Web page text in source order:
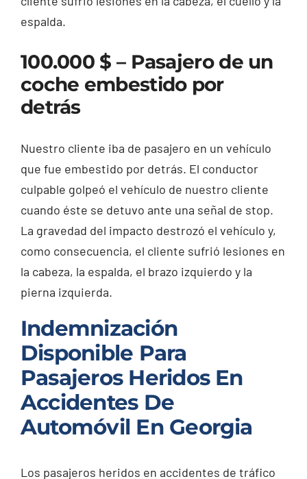
espalda.
100.000 $ – Pasajero de un
coche embestido por
detrás
Nuestro cliente iba de pasajero en un vehículo
que fue embestido por detrás. El conductor
culpable golpeó el vehículo de nuestro cliente
cuando éste se detuvo ante una señal de stop.
La gravedad del impacto destrozó el vehículo y,
como consecuencia, el cliente sufrió lesiones en
la cabeza, la espalda, el brazo izquierdo y la
pierna izquierda.
Indemnización
Disponible Para
Pasajeros Heridos En
Accidentes De
Automóvil En Georgia
Los pasajeros heridos en accidentes de tráfico